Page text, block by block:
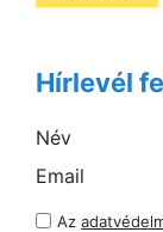
Hírlevél
Név
Email
Az